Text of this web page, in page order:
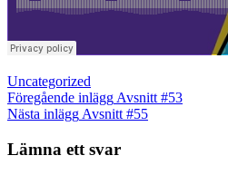
Kategorier
Uncategorized
Inläggsnavigering
Föregående
inlägg
Föregående inlägg Avsnitt #53
Nästa
Nästa inlägg Avsnitt #55
Lämna ett svar